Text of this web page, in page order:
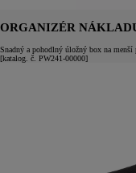
ORGANIZÉR
Snadný a pohodlný úložný box na menší
[katalog. č. PW241-00000]